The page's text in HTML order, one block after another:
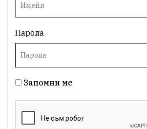
Парола
Запомни ме